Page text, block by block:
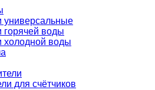
универсальные
горячей воды
холодной воды
для счётчиков